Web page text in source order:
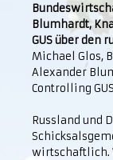
Blumhardt,
GUS über den
Michael Glos,
Alexander
Controlling
Russland und
wirtschaftlich.